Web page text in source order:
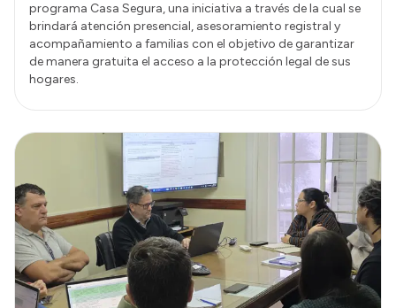
programa Casa Segura, una iniciativa a través de la cual se
brindará atención presencial, asesoramiento registral y
acompañamiento a familias con el objetivo de garantizar
de manera gratuita el acceso a la protección legal de sus
hogares.